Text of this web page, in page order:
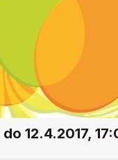
do 12.4.2017,